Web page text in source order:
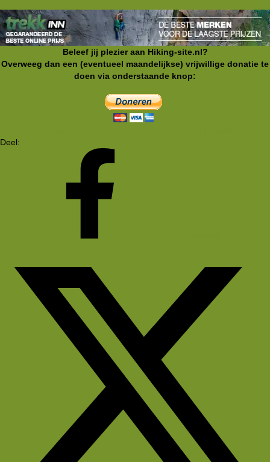
Beleef jij plezier aan Hiking-site.nl?
Overweeg dan een (eventueel maandelijkse) vrijwillige donatie te
doen via onderstaande knop:
Deel: